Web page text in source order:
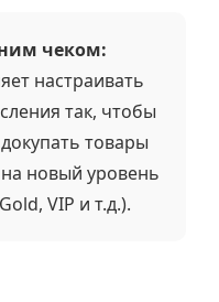
чеком:
настраивать
так, чтобы
товары
на новый уровень
VIP и т.д.).